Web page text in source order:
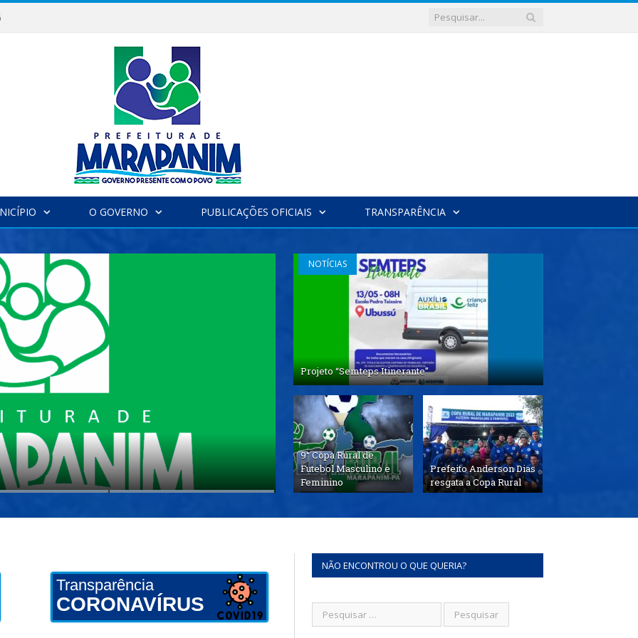
O GOVERNO PUBLICAÇÕES OFICIAIS TRANSPARÊNCIA
PARA PROFESSORES
PROGRAMA BRASIL ALFABETIZADO –
NOTÍCIAS
Projeto “Semteps Itinerante”
9° Copa Rural de
Futebol Masculino e
Feminino
Prefeito Anderson Dias
resgata a Copa Rural
Transparência
CORONAVÍRUS
NÃO ENCONTROU O QUE QUERIA?